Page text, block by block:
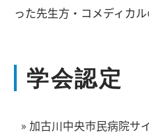
った先生方・コメディカ
学会認定
» 加古川中央市民病院サ